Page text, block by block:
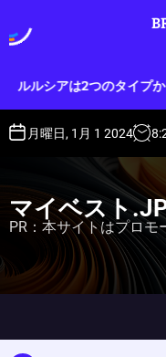
o
イプから選べる育毛剤
月曜日, 1月 1 2024 8:
マイベスト
PR：本サイトはプロモ